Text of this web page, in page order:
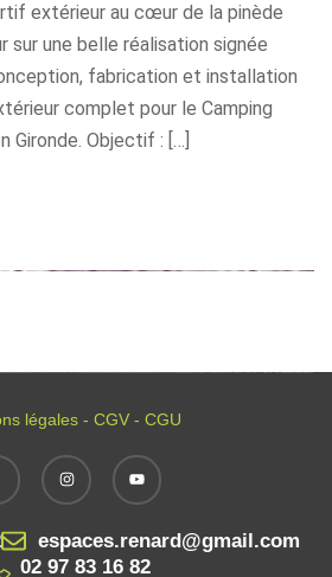
extérieur au cœur de la pinède
réalisation signée
fabrication et installation
complet pour le Camping
Gironde. Objectif : […]
légales - CGV - CGU
espaces.renard@gmail.com
02 97 83 16 82